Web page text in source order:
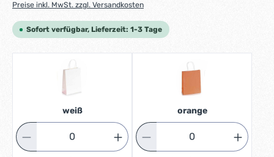
Preise inkl. MwSt. zzgl. Versandkosten
Sofort verfügbar, Lieferzeit: 1-3 Tage
weiß orange